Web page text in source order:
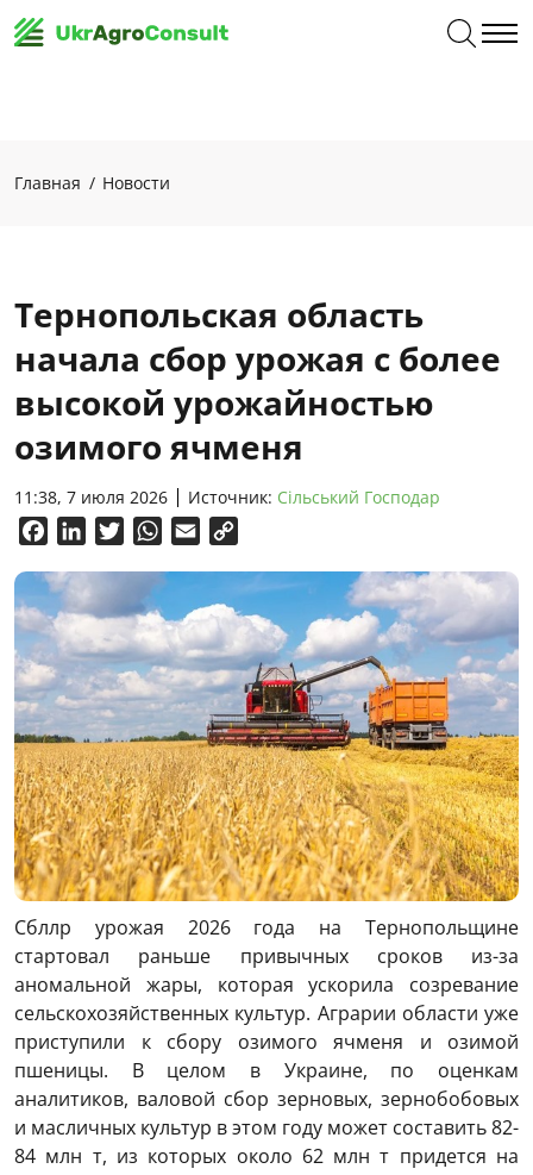
Главная Новости
Тернопольская область
начала сбор урожая с более
высокой урожайностью
озимого ячменя
11:38, 7 июля 2026 Источник: Сільський Господар
FacebookLinkedInTwitterWhatsApp
Email
Сбллр урожая 2026 года на Тернопольщине
стартовал раньше привычных сроков из-за
аномальной жары, которая ускорила созревание
сельскохозяйственных культур. Аграрии области уже
приступили к сбору озимого ячменя и озимой
пшеницы. В целом в Украине, по оценкам
аналитиков, валовой сбор зерновых, зернобобовых
и масличных культур в этом году может составить 82-
84 млн т, из которых около 62 млн т придется на